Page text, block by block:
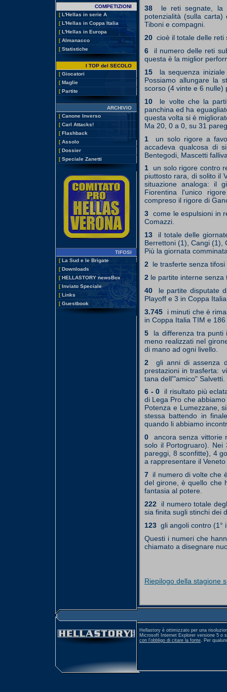
COMPETIZIONI
[ L'Hellas in serie A
[ L'Hellas in Coppa Italia
[ L'Hellas in Europa
[ Almanacco
[ Statistiche
I TOP del SECOLO
[ Giocatori
[ Maglie
[ Partite
ARCHIVIO
[ Canone Inverso
[ Carl Attacks!
[ Flashback
[ Assolo
[ Dossier
[ Speciale Zanetti
TIFOSI
[ La Sud e le Brigate
[ Downloads
[ HELLASTORY newsBox
[ Inviato Speciale
[ Links
[ Guestbook
38 le reti segnate, la
potenzialità (sulla
Tiboni e compagni.
20 cioè il totale delle reti
6 il numero delle reti
questa è la miglior
15 la sequenza
Possiamo allungare la
scorso (4 vinte e 6 nulle)
10 le volte che la
panchina ed ha
questa volta si è
Ma 20, 0 a 0, su 31
1 un solo rigore a
accadeva qualcosa di
Bentegodi, Mascetti
1 un solo rigore contro
piuttosto rara, di solito il
situazione analoga: il
Fiorentina l'unico
compreso il rigore di
3 come le espulsioni in
Comazzi.
13 il totale delle
Berrettoni (1), Cangi (1),
Più la giornata
2 le trasferte senza
2 le partite interne senza
40 le partite disputate
Playoff e 3 in Coppa
3.745 i minuti che è
in Coppa Italia TIM e
5 la differenza tra punti
meno realizzati nel
di mano ad ogni livello.
2 gli anni di assenza
prestazioni in trasferta:
tana dell'"amico" Salvetti.
6 - 0 il risultato più
di Lega Pro che
Potenza e Lumezzane,
stessa battendo in
quando li abbiamo
0 ancora senza vittorie
solo il Portogruaro).
pareggi, 8 sconfitte), 4
a rappresentare il
7 il numero di volte che
del girone, è quello che
fantasia al potere.
222 il numero totale
sia finita sugli stinchi dei
123 gli angoli contro (1°
Questi i numeri che
chiamato a disegnare
Riepilogo della stagione
Hellastory è ottimizzato per una
Microsoft Internet Explorer versione 5 o
con l'obbligo di citare la fonte. Per